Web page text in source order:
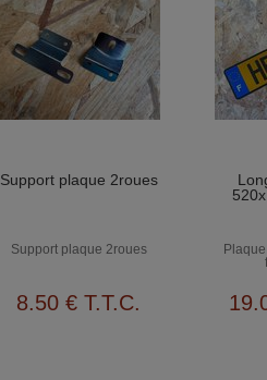
Support plaque 2roues
Support plaque 2roues
8.50 € T.T.C. 19